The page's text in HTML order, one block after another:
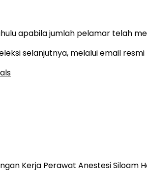
apabila jumlah pelamar telah
selanjutnya, melalui email resmi
Kerja Perawat Anestesi Siloam